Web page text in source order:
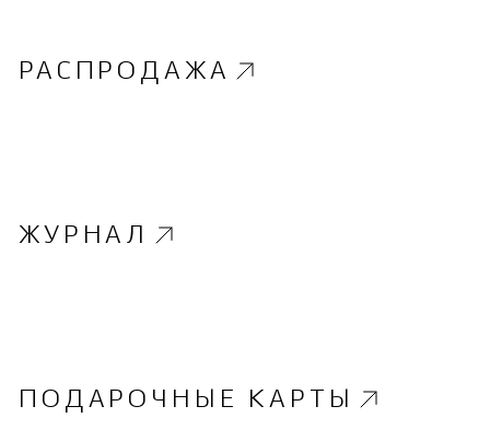
РАСПРОДАЖА
ЖУРНАЛ
ПОДАРОЧНЫЕ КАРТЫ